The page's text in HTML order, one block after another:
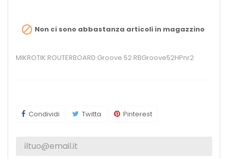
 Non ci sono abbastanza articoli in magazzino
MIKROTIK ROUTERBOARD Groove 52 RBGroove52HPnr2
Condividi Twitta Pinterest